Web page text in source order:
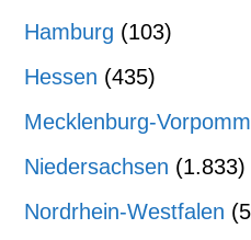
Hamburg (103)
Hessen (435)
Mecklenburg-
Niedersachsen (1.833)
Nordrhein-Westfalen